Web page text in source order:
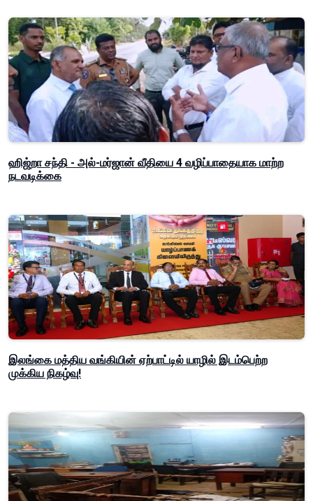
ஹிஜ்றா சந்தி - அல்-மர்ஜான் வீதியை 4 வழிப்பாதையாக மாற்ற
நடவடிக்கை
இலங்கை மத்திய வங்கியின் ஏற்பாட்டில் யாழில் இடம்பெற்ற
முக்கிய நிகழ்வு!